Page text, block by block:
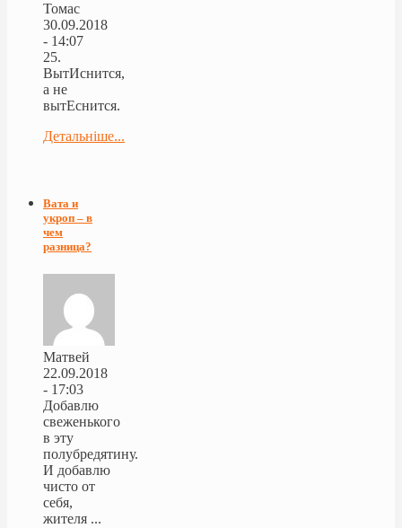
Томас
30.09.2018
- 14:07
25.
ВытИснится,
а не
вытЕснится.
Детальніше...
Вата и
укроп – в
чем
разница?
Матвей
22.09.2018
- 17:03
Добавлю
свеженького
в эту
полубредятину.
И добавлю
чисто от
себя,
жителя ...